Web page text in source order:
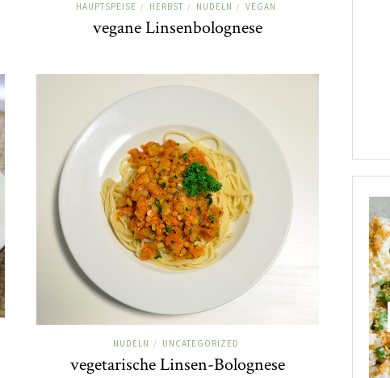
HAUPTSPEISE / HERBST / NUDELN / VEGAN
vegane Linsenbolognese
NUDELN / UNCATEGORIZED
vegetarische Linsen-Bolognese